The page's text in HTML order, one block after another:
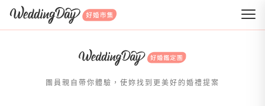
WeddingDay 好婚市集
團員親自帶你體驗，使妳找到更美好的婚禮提案